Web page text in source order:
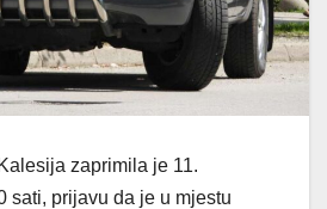
zaprimila je 11.
sati, prijavu da je u mjestu